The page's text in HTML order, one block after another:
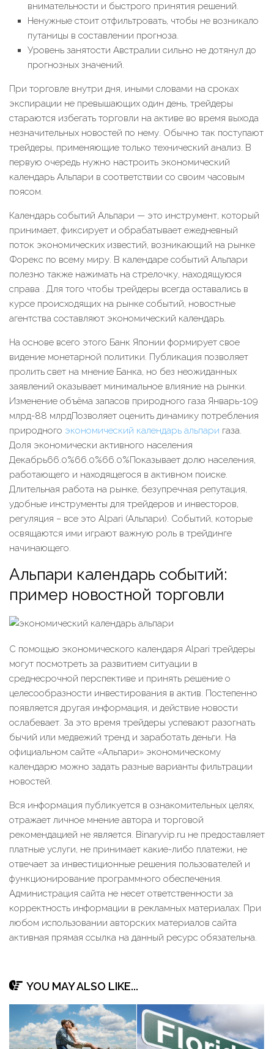
внимательности и быстрого принятия решений.
Ненужные стоит отфильтровать, чтобы не возникало
путаницы в составлении прогноза.
Уровень занятости Австралии сильно не дотянул до
прогнозных значений.
При торговле внутри дня, иными словами на сроках
экспирации не превышающих один день, трейдеры
стараются избегать торговли на активе во время выхода
незначительных новостей по нему. Обычно так поступают
трейдеры, применяющие только технический анализ. В
первую очередь нужно настроить экономический
календарь Альпари в соответствии со своим часовым
поясом.
Календарь событий Альпари — это инструмент, который
принимает, фиксирует и обрабатывает ежедневный
поток экономических известий, возникающий на рынке
Форекс по всему миру. В календаре событий Альпари
полезно также нажимать на стрелочку, находящуюся
справа . Для того чтобы трейдеры всегда оставались в
курсе происходящих на рынке событий, новостные
агентства составляют экономический календарь.
На основе всего этого Банк Японии формирует свое
видение монетарной политики. Публикация позволяет
пролить свет на мнение Банка, но без неожиданных
заявлений оказывает минимальное влияние на рынки.
Изменение объёма запасов природного газа Январь-109
млрд-88 млрдПозволяет оценить динамику потребления
природного экономический календарь альпари газа.
Доля экономически активного населения
Декабрь66.0%66.0%66.0%Показывает долю населения,
работающего и находящегося в активном поиске.
Длительная работа на рынке, безупречная репутация,
удобные инструменты для трейдеров и инвесторов,
регуляция – все это Alpari (Альпари). Событий, которые
освящаются ими играют важную роль в трейдинге
начинающего.
Альпари календарь событий:
пример новостной торговли
С помощью экономического календаря Alpari трейдеры
могут посмотреть за развитием ситуации в
среднесрочной перспективе и принять решение о
целесообразности инвестирования в актив. Постепенно
появляется другая информация, и действие новости
ослабевает. За это время трейдеры успевают разогнать
бычий или медвежий тренд и заработать деньги. На
официальном сайте «Альпари» экономическому
календарю можно задать разные варианты фильтрации
новостей.
Вся информация публикуется в ознакомительных целях,
отражает личное мнение автора и торговой
рекомендацией не является. Binaryvip.ru не предоставляет
платные услуги, не принимает какие-либо платежи, не
отвечает за инвестиционные решения пользователей и
функционирование программного обеспечения.
Администрация сайта не несет ответственности за
корректность информации в рекламных материалах. При
любом использовании авторских материалов сайта
активная прямая ссылка на данный ресурс обязательна.
YOU MAY ALSO LIKE...